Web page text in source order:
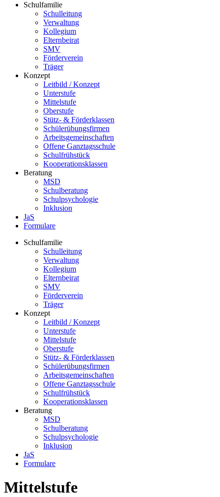
Schulfamilie
Schulleitung
Verwaltung
Kollegium
Elternbeirat
SMV
Förderverein
Träger
Konzept
Leitbild / Konzept
Unterstufe
Mittelstufe
Oberstufe
Stütz- & Förderklassen
Schülerübungsfirmen
Arbeitsgemeinschaften
Offene Ganztagsschule
Schulfrühstück
Kooperationsklassen
Beratung
MSD
Schulberatung
Schulpsychologie
Inklusion
JaS
Formulare
Schulfamilie
Schulleitung
Verwaltung
Kollegium
Elternbeirat
SMV
Förderverein
Träger
Konzept
Leitbild / Konzept
Unterstufe
Mittelstufe
Oberstufe
Stütz- & Förderklassen
Schülerübungsfirmen
Arbeitsgemeinschaften
Offene Ganztagsschule
Schulfrühstück
Kooperationsklassen
Beratung
MSD
Schulberatung
Schulpsychologie
Inklusion
JaS
Formulare
Mittelstufe